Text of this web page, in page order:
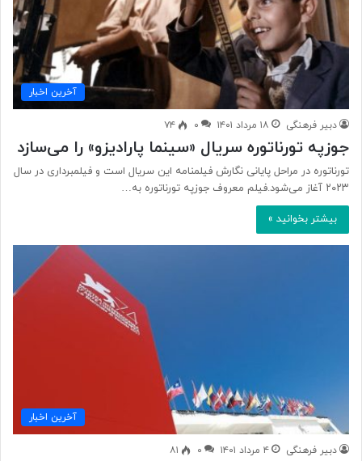
آخرین اخبار
دبیر فرهنگی ۱۸ مرداد ۱۴۰۱ ۰ ۷۴
جوزپه تورناتوره سریال «سینما پارادیزو» را می‌سازد
تورناتوره در مراحل پایانی نگارش فیلمنامه این سریال است و فیلمبرداری در سال
۲۰۲۳ آغاز می‌شود.فیلم معروف جوزپه تورناتوره به…
بیشتر بخوانید »
آخرین اخبار
دبیر فرهنگی ۴ مرداد ۱۴۰۱ ۰ ۸۱